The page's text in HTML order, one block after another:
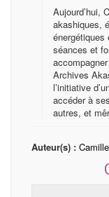
Aujourd’hui,
akashiques,
énergétiques
séances et
Archives
l’initiative
accéder à
autres, et
Auteur(s) :